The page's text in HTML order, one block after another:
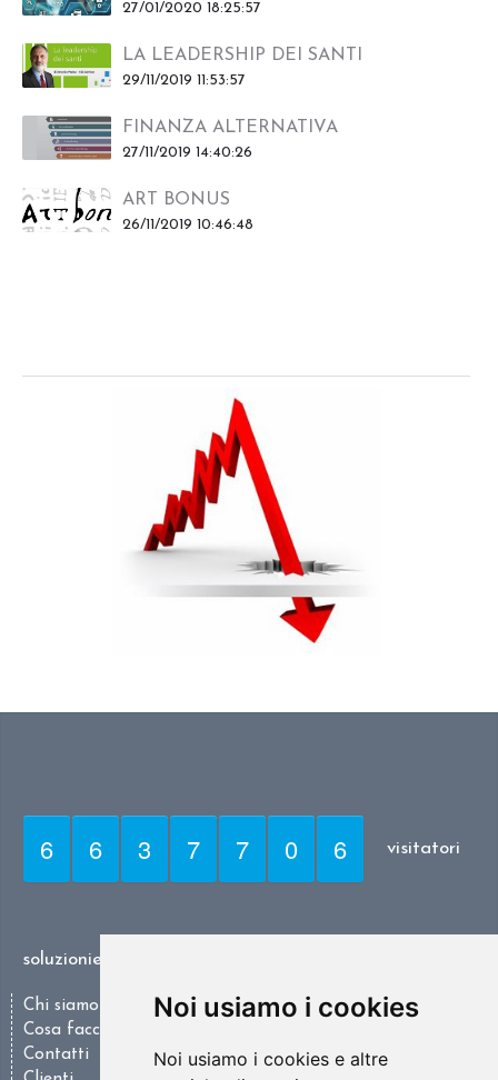
Noi usiamo i cookies
Noi usiamo i cookies e altre
27/01/2020 18:25:57
LA LEADERSHIP DEI SANTI
29/11/2019 11:53:57
FINANZA ALTERNATIVA
27/11/2019 14:40:26
ART BONUS
26/11/2019 10:46:48
6 6 3 7 7 0 6 visitatori
soluzioniesc.it
Chi siamo
Cosa facciamo
Contatti